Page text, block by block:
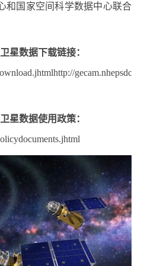
和国家空间科学数据中心联合
卫星数据下载链接：
卫星数据使用政策：